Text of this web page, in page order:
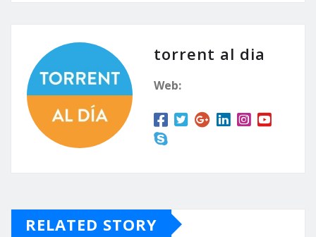
de edad…
torrent al dia
Web:
RELATED STORY